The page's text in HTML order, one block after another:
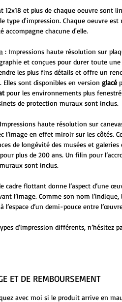
12x18 et plus de chaque oeuvre sont
type d'impression. Chaque oeuvre
chacune d'elle.
: Impressions haute résolution sur
et conçues pour durer toute
les plus fins détails et offre un
Elles sont disponibles en version glacé
pour les environnements plus
de protection muraux sont inclus.
haute résolution sur
l’image en effet miroir sur les côtés.
de longévité des musées et galeries
plus de 200 ans. Un filin pour
sont inclus.
cadre flottant donne l’aspect d’une
l’image. Comme son nom
l’espace d’un demi-pouce entre
d’impression différents, n’hésitez
ET DE REMBOURSEMENT
avec moi si le produit arrive en